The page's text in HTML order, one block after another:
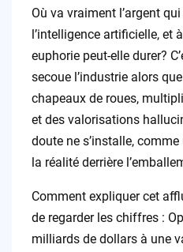
Où va vraiment l’argent
l’intelligence artificielle, et
euphorie peut-elle durer?
secoue l’industrie alors
chapeaux de roues,
et des valorisations
doute ne s’installe,
la réalité derrière
Comment expliquer cet
de regarder les chiffres :
milliards de dollars à une